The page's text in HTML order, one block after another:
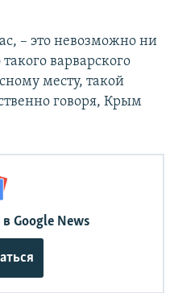
– это невозможно ни
варварского
месту, такой
говоря, Крым
Google News